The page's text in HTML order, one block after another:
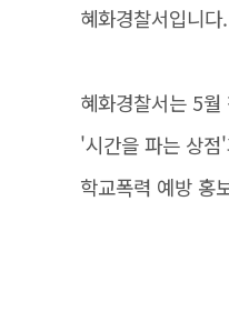
혜화경찰서입니
혜화경찰서는 5
'시간을 파는 상
학교폭력 예방 홍